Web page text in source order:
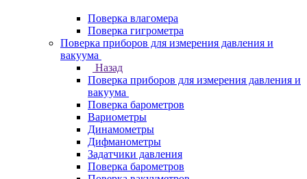
Поверка влагомера
Поверка гигрометра
Поверка приборов для измерения давления и
вакуума
Назад
Поверка приборов для измерения давления и
вакуума
Поверка барометров
Вариометры
Динамометры
Дифманометры
Задатчики давления
Поверка барометров